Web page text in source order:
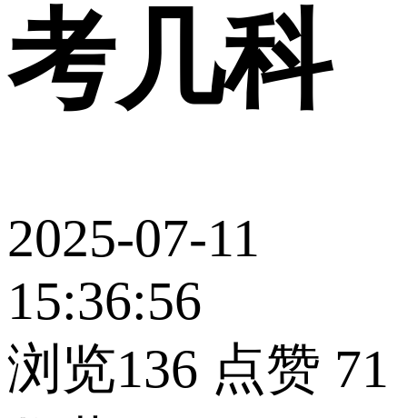
考几科
2025-07-11
15:36:56
浏览136 点赞 71